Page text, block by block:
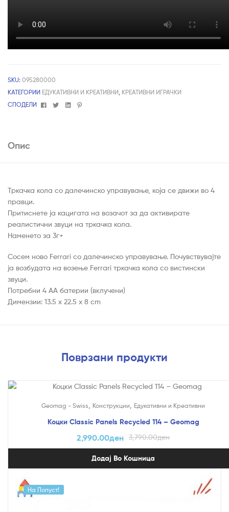
SKU: 095280000
КАТЕГОРИИ ЕДУКАТИВНИ И КРЕАТИВНИ, КРЕАТИВНИ ИГРАЧКИ
СПОДЕЛИ
FacebookTwitterLinkedin
Pinterest
Опис
Тркачка кола со далечинско управување, која се движи во 4
правци.
Притиснете ја кацигата на возачот за да активирате
реалистични звуци на тркачка кола.
Наменето за 3г+
Сосем ново Ferrari со далечинско управување. Почувствувајте
ја возбудата на возење Ferrari тркачка кола со вистински
звуци.
Потребни 4 АА батерии (вклучени)
Димензии: 13.5 x 22.5 x 8 cm
Поврзани продукти
Geomag - Swiss Конструкции Едукативни и Креативни
Коцки Classic Panels Recycled 114 – Geomag
3,790.00ден
2,990.00ден
Додај Во Кошница
На Попуст!